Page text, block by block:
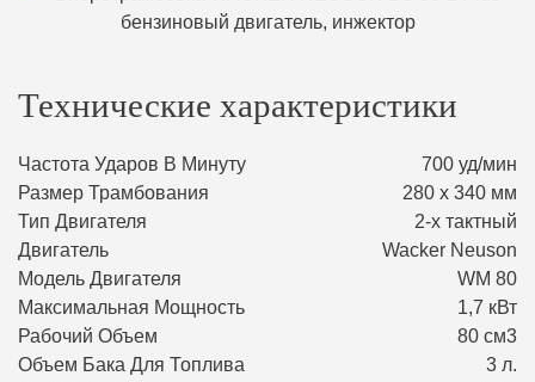
Технические характеристики
Частота Ударов В Минуту
700 уд/мин
Размер Трамбования
280 x 340 мм
Тип Двигателя
2-х тактный
Двигатель
Wacker Neuson
Модель Двигателя
WM 80
Максимальная Мощность
1,7 кВт
Рабочий Объем
80 см3
Объем Бака Для Топлива
3 л.